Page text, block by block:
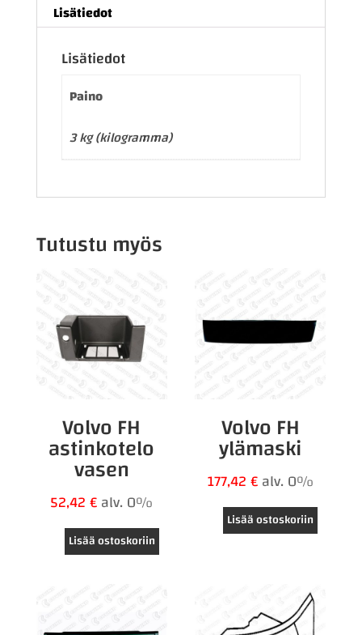
Lisätiedot
Lisätiedot
Paino
3 kg (kilogramma)
Tutustu myös
Volvo FH
astinkotelo
vasen
52,42€alv. 0%
Lisää ostoskoriin
Volvo FH
ylämaski
177,42€alv. 0%
Lisää ostoskoriin